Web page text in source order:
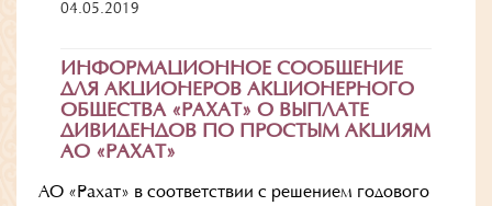
04.05.2019
ИНФОРМАЦИОННОЕ СООБЩЕНИЕ
ДЛЯ АКЦИОНЕРОВ АКЦИОНЕРНОГО
ОБЩЕСТВА «РАХАТ» О ВЫПЛАТЕ
ДИВИДЕНДОВ ПО ПРОСТЫМ АКЦИЯМ
АО «РАХАТ»
АО «Рахат» в соответствии с решением годового